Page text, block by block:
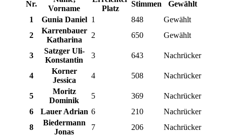
Nr.
Vorname
Platz
Stimmen
Gewählt
1
Gunia Daniel 1 848
Gewählt
2
Karrenbauer
Katharina
2 650 Gewählt
3
Satzger Uli-
Konstantin
3 643 Nachrücker
4
Korner
Jessica
4 508 Nachrücker
5
Moritz
Dominik
5 369
Nachrücker
6
Lauer Adrian 6 210
Nachrücker
8
Biedermann
Jonas
7 206 Nachrücker